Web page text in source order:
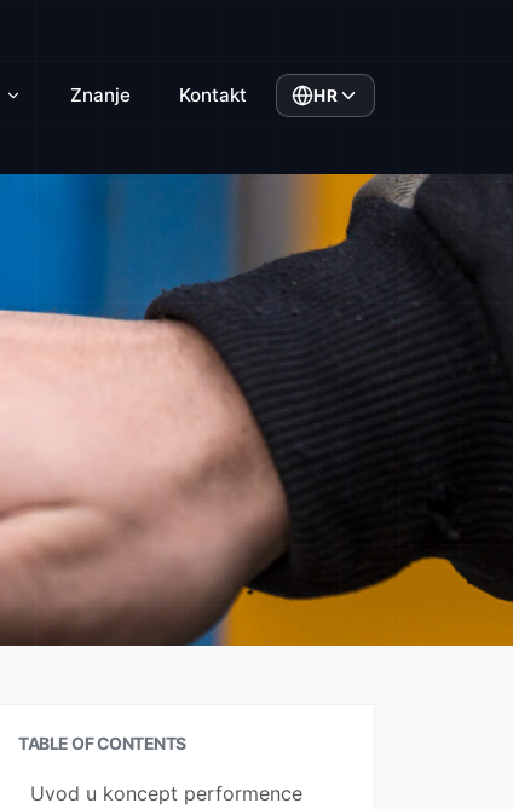
Znanje Kontakt HR
TABLE OF CONTENTS
Uvod u koncept performence